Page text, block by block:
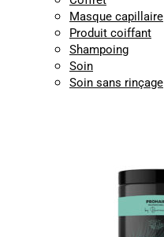
Masque capillaire
Produit coiffant
Shampoing
Soin
Soin sans rinçage